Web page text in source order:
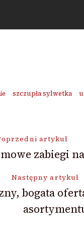
szczupła sylwetka
artykuł
zabiegi
Następny artykuł
bogata